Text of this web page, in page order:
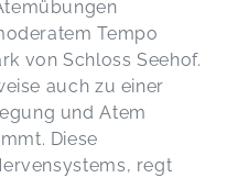
Tempo
von Schloss Seehof.
auch zu einer
und Atem
Diese
regt